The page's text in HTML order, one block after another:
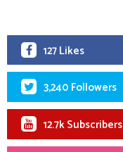
127 Likes
3,240 Followers
12.7k Subscribers